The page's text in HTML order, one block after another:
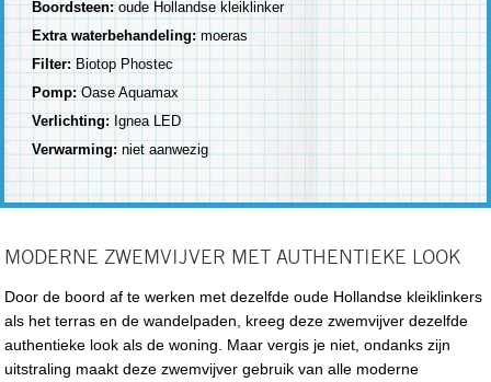
Boordsteen:oude Hollandse kleiklinker
Extra waterbehandeling:moeras
Filter: Biotop Phostec
Pomp: Oase Aquamax
Verlichting: Ignea LED
Verwarming: niet aanwezig
MODERNE ZWEMVIJVER MET AUTHENTIEKE LOOK
Door de boord af te werken met dezelfde oude Hollandse kleiklinkers
als het terras en de wandelpaden, kreeg deze zwemvijver dezelfde
authentieke look als de woning. Maar vergis je niet, ondanks zijn
uitstraling maakt deze zwemvijver gebruik van alle moderne